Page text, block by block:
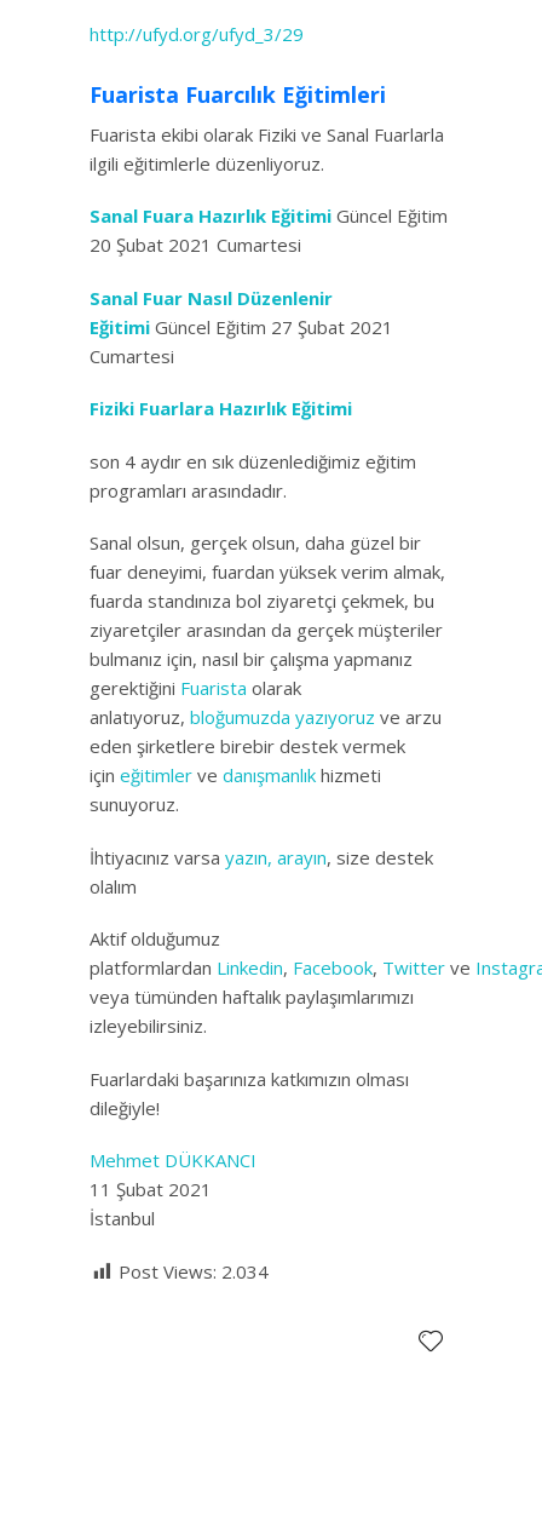
http://ufyd.org/ufyd_3/29
Fuarista Fuarcılık Eğitimleri
Fuarista ekibi olarak Fiziki ve Sanal Fuarlarla
ilgili eğitimlerle düzenliyoruz.
Sanal Fuara Hazırlık Eğitimi Güncel Eğitim
20 Şubat 2021 Cumartesi
Sanal Fuar Nasıl Düzenlenir
Eğitimi Güncel Eğitim 27 Şubat 2021
Cumartesi
Fiziki Fuarlara Hazırlık Eğitimi
son 4 aydır en sık düzenlediğimiz eğitim
programları arasındadır.
Sanal olsun, gerçek olsun, daha güzel bir
fuar deneyimi, fuardan yüksek verim almak,
fuarda standınıza bol ziyaretçi çekmek, bu
ziyaretçiler arasından da gerçek müşteriler
bulmanız için, nasıl bir çalışma yapmanız
gerektiğini Fuarista olarak
anlatıyoruz, bloğumuzda yazıyoruz ve arzu
eden şirketlere birebir destek vermek
için eğitimler ve danışmanlık hizmeti
sunuyoruz.
İhtiyacınız varsa yazın, arayın, size destek
olalım
Aktif olduğumuz
platformlardan Linkedin, Facebook, Twitter ve
veya tümünden haftalık paylaşımlarımızı
izleyebilirsiniz.
Fuarlardaki başarınıza katkımızın olması
dileğiyle!
Mehmet DÜKKANCI
11 Şubat 2021
İstanbul
Post Views: 2.034